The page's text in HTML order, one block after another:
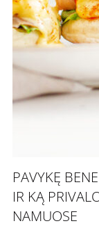
PAVYKĘ
IR KĄ
NAMUOSE